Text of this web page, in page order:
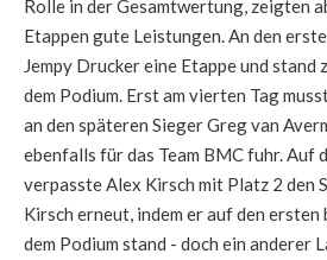
Rolle in der Gesamtwertung, zeigten
Etappen gute Leistungen. An den
Jempy Drucker eine Etappe und
dem Podium. Erst am vierten Tag
an den späteren Sieger Greg van
ebenfalls für das Team BMC fuhr. Auf
verpasste Alex Kirsch mit Platz 2 den
Kirsch erneut, indem er auf den ersten
dem Podium stand - doch ein anderer